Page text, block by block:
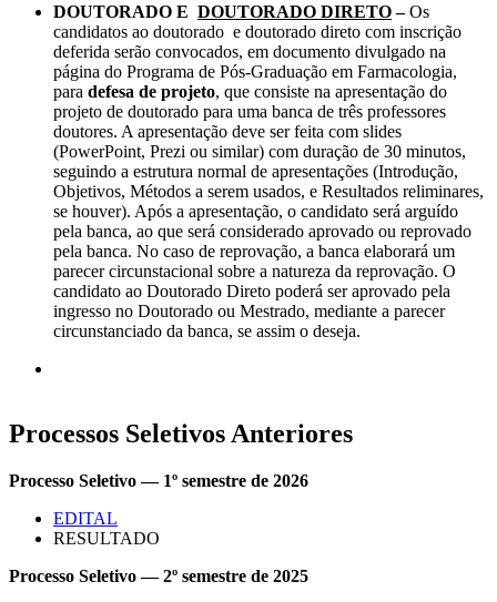
DOUTORADO E DOUTORADO DIRETO–Os
candidatos ao doutorado e doutorado direto com inscrição
deferida serão convocados, em documento divulgado na
página do Programa de Pós-Graduação em Farmacologia,
para defesa de projeto, que consiste na apresentação do
projeto de doutorado para uma banca de três professores
doutores. A apresentação deve ser feita com slides
(PowerPoint, Prezi ou similar) com duração de 30 minutos,
seguindo a estrutura normal de apresentações (Introdução,
Objetivos, Métodos a serem usados, e Resultados reliminares,
se houver). Após a apresentação, o candidato será arguído
pela banca, ao que será considerado aprovado ou reprovado
pela banca. No caso de reprovação, a banca elaborará um
parecer circunstacional sobre a natureza da reprovação. O
candidato ao Doutorado Direto poderá ser aprovado pela
ingresso no Doutorado ou Mestrado, mediante a parecer
circunstanciado da banca, se assim o deseja.
Processos Seletivos Anteriores
Processo Seletivo — 1º semestre de 2026
EDITAL
RESULTADO
Processo Seletivo — 2º semestre de 2025